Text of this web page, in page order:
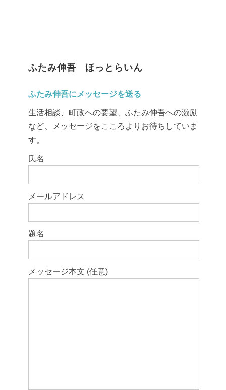
ふたみ伸吾 ほっとらいん
ふたみ伸吾にメッセージを送る
生活相談、町政への要望、ふたみ伸吾への激励
など、メッセージをこころよりお待ちしていま
す。
このフィールドは空のままにしてください。
氏名
メールアドレス
題名
メッセージ本文 (任意)